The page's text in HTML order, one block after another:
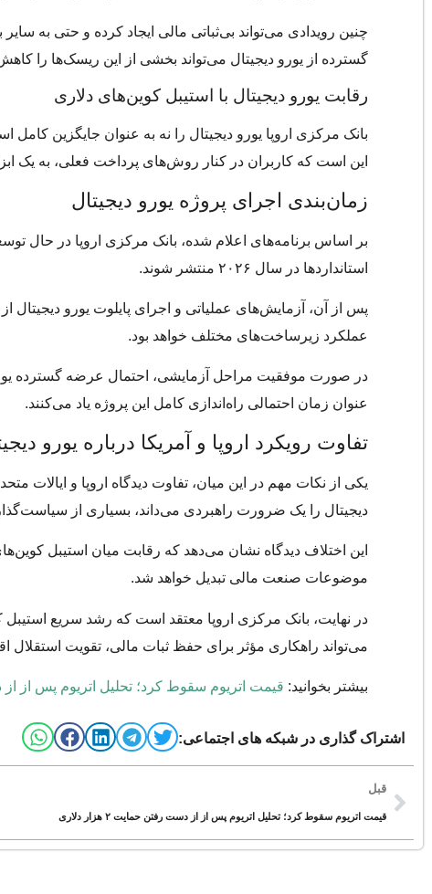
چنین رویدادی می‌تواند بی‌ثباتی مالی ایجاد کرده و حتی به
گسترده از یورو دیجیتال می‌تواند بخشی از این ریسک‌ها را
رقابت یورو دیجیتال با استیبل کوین‌های دلاری
بانک مرکزی اروپا یورو دیجیتال را نه به عنوان جایگزین
این است که کاربران در کنار روش‌های پرداخت فعلی، به یک
زمان‌بندی اجرای پروژه یورو دیجیتال
بر اساس برنامه‌های اعلام شده، بانک مرکزی اروپا در حال
استانداردها در سال ۲۰۲۶ منتشر شوند.
عملکرد زیرساخت‌های مختلف خواهد بود.
عنوان زمان احتمالی راه‌اندازی کامل این پروژه یاد می‌کنند.
تفاوت رویکرد اروپا و آمریکا درباره یورو
یکی از نکات مهم در این میان، تفاوت دیدگاه اروپا و ایالات
دیجیتال را یک ضرورت راهبردی می‌داند، بسیاری از
این اختلاف دیدگاه نشان می‌دهد که رقابت میان استیبل
موضوعات صنعت مالی تبدیل خواهد شد.
در نهایت، بانک مرکزی اروپا معتقد است که رشد سریع
می‌تواند راهکاری مؤثر برای حفظ ثبات مالی، تقویت
بیشتر بخوانید: قیمت اتریوم سقوط کرد؛ تحلیل اتریوم پس از از دست
اشتراک گذاری در شبکه های اجتماعی:
قبل
قیمت اتریوم سقوط کرد؛ تحلیل اتریوم پس از از دست رفتن حمایت ۲ هزار دلاری